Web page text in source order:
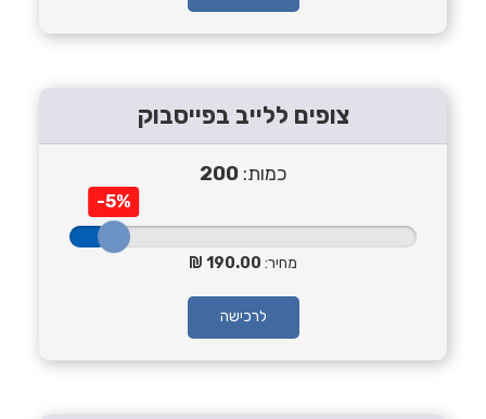
צופים ללייב בפייסבוק
כמות:200
-5%
מחיר: 190.00
לרכישה